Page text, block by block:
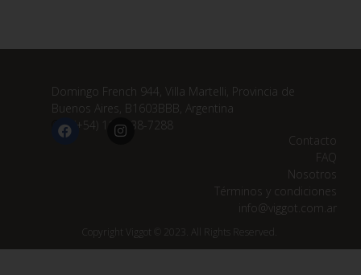
Domingo French 944, Villa Martelli, Provincia de
Buenos Aires, B1603BBB, Argentina
(+54) 11 3838-7288
Contacto
FAQ
Nosotros
Términos y condiciones
info@viggot.com.ar
Copyright Viggot © 2023. All Rights Reserved.